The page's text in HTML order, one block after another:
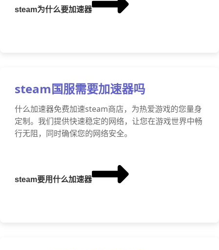
steam为什么要加速器
steam国服需要加速器吗
什么加速器免费加速steam商店，为热爱游戏的您量身
定制。我们提供快速稳定的网络，让您在游戏世界中畅
行无阻，同时确保您的网络安全。
steam要用什么加速器